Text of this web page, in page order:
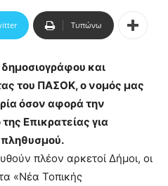
Τυπώνω
και
του ΠΑΣΟΚ, ο νομός μας
όσον αφορά την
Επικρατείας για
πλέον αρκετοί Δήμοι, οι
«Νέα Τοπικής